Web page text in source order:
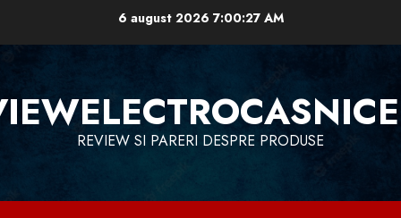
6 august 2026 7:00:28 AM
REVIEW SI PARERI DESPRE PRODUSE